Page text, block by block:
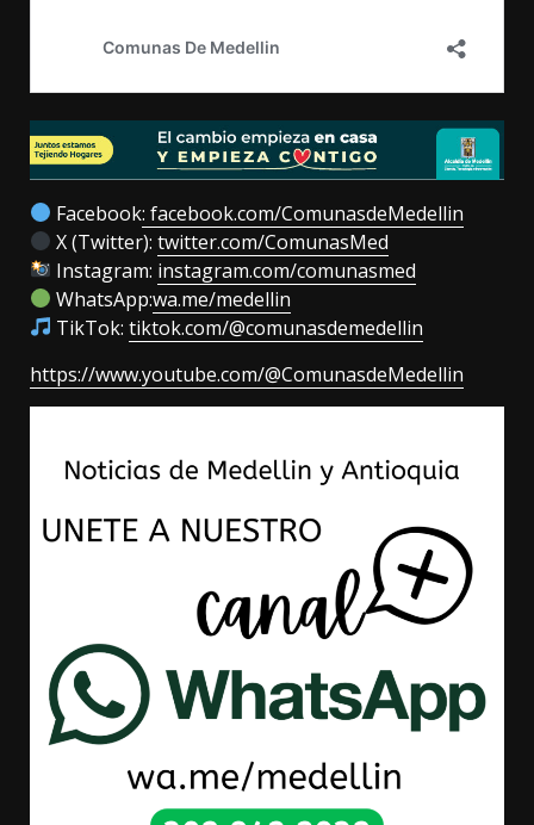
Facebook: facebook.com/ComunasdeMedellin
X (Twitter):twitter.com/ComunasMed
Instagram: instagram.com/comunasmed
WhatsApp:wa.me/medellin
TikTok:tiktok.com/@comunasdemedellin
https://www.youtube.com/@ComunasdeMedellin